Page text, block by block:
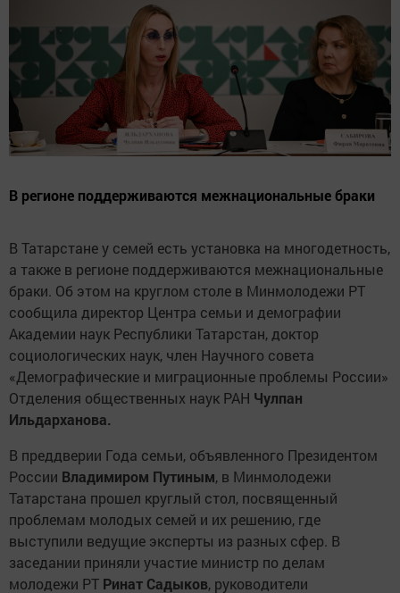
В регионе поддерживаются межнациональные браки
В Татарстане у семей есть установка на многодетность,
а также в регионе поддерживаются межнациональные
браки. Об этом на круглом столе в Минмолодежи РТ
сообщила директор Центра семьи и демографии
Академии наук Республики Татарстан, доктор
социологических наук, член Научного совета
«Демографические и миграционные проблемы России»
Отделения общественных наук РАН Чулпан
Ильдарханова.
В преддверии Года семьи, объявленного Президентом
России Владимиром Путиным, в Минмолодежи
Татарстана прошел круглый стол, посвященный
проблемам молодых семей и их решению, где
выступили ведущие эксперты из разных сфер. В
заседании приняли участие министр по делам
молодежи РТ Ринат Садыков, руководители